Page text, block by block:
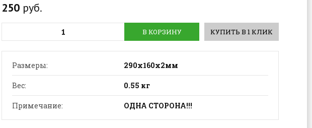
250 руб.
КУПИТЬ В 1 КЛИК
В КОРЗИНУ
Размеры: 290х160х2мм
Вес: 0.55 кг
Примечание: ОДНА СТОРОНА!!!